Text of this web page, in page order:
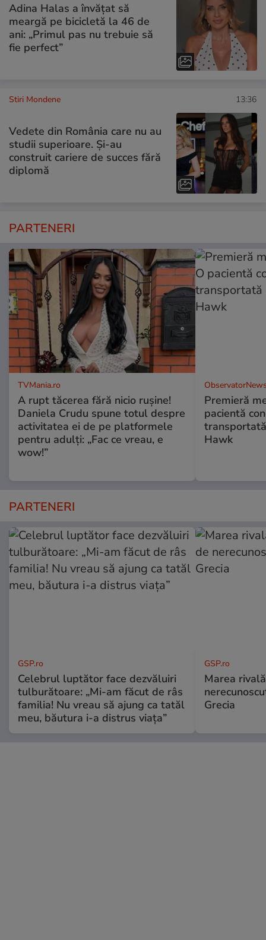
Adina Halas a învățat să
meargă pe bicicletă la 46 de
ani: „Primul pas nu trebuie să
fie perfect”
Stiri Mondene 13:36
Vedete din România care nu au
studii superioare. Și-au
construit cariere de succes fără
diplomă
PARTENERI
TVMania.ro
A rupt tăcerea fără nicio rușine!
Daniela Crudu spune totul despre
activitatea ei de pe platformele
pentru adulți: „Fac ce vreau, e
wow!”
Premieră
pacientă
Hawk
PARTENERI
GSP.ro
Celebrul luptător face dezvăluiri
tulburătoare: „Mi-am făcut de râs
familia! Nu vreau să ajung ca tatăl
meu, băutura i-a distrus viața”
GSP.ro
Marea
Grecia